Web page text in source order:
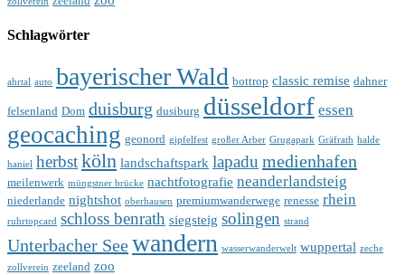
Schlagwörter
ahrtal auto bayerischer Wald bottrop classic remise dahner
felsenland Dom duisburg dusiburg düsseldorf essen
geocaching geonord gipfelfest großer Arber Grugapark Gräfrath halde
haniel herbstköln landschaftspark lapadu medienhafen
meilenwerk müngstner brücke nachtfotografie neanderlandsteig
niederlande nightshot oberhausen premiumwanderwege renesse rhein
ruhrtopcard schloss benrath siegsteig solingen strand
Unterbacher Seewandern wasserwanderwelt wuppertal zeche
zollverein zeeland zoo